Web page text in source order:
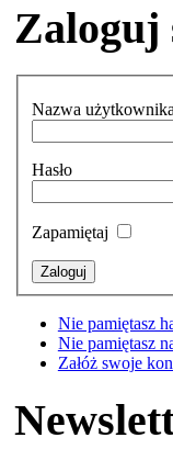
Zaloguj
Nazwa użytkownika
Hasło
Zapamiętaj
Nie pamiętasz
Nie pamiętasz
Załóż swoje